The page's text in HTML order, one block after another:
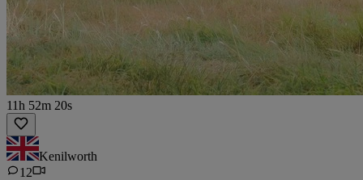
11h 52m 20s
Kenilworth
12